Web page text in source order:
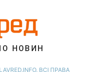
НОВИН
ВСІ ПРАВА